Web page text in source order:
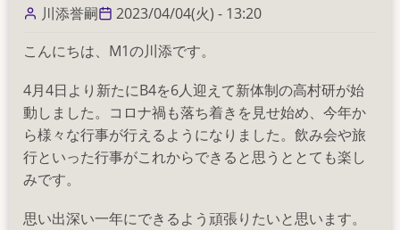
ク
花
🌸
の
川添誉嗣
2023/04/04(火) - 13:20
こんにちは、M1の川添です。
4月4日より新たにB4を6人迎えて新体制の高村研が始
動しました。コロナ禍も落ち着きを見せ始め、今年か
ら様々な行事が行えるようになりました。飲み会や旅
行といった行事がこれからできると思うととても楽し
みです。
思い出深い一年にできるよう頑張りたいと思います。